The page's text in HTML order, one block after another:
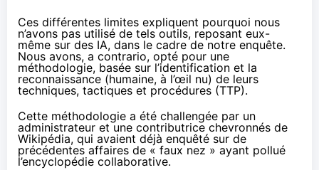
Ces différentes limites expliquent pourquoi nous
n’avons pas utilisé de tels outils, reposant eux-
même sur des IA, dans le cadre de notre enquête.
Nous avons, a contrario, opté pour une
méthodologie, basée sur l’identification et la
reconnaissance (humaine, à l’œil nu) de leurs
techniques, tactiques et procédures (TTP).
Cette méthodologie a été challengée par un
administrateur et une contributrice chevronnés de
Wikipédia, qui avaient déjà enquêté sur de
précédentes affaires de « faux nez » ayant pollué
l’encyclopédie collaborative.